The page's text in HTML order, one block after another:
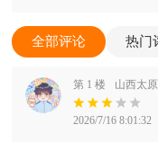
全部评论 热门
第 1 楼 山西太
2026/7/16 8:01:32